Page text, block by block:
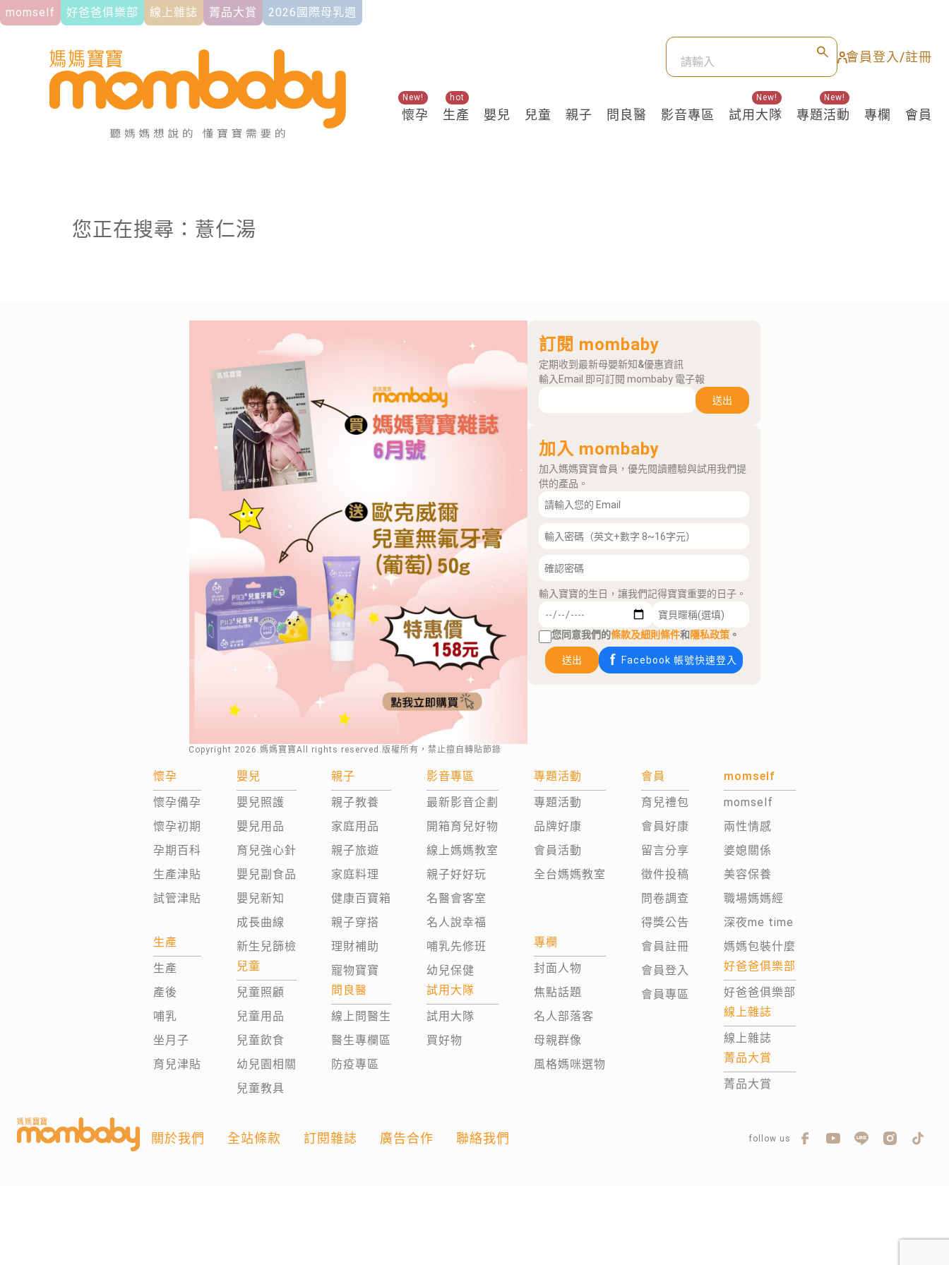
momself 好爸爸俱樂部 線上雜誌 菁品大賞 2026國際母乳週
會員登入/註冊
懷孕
New!
生產
hot
嬰兒 兒童 親子 問良醫 影音專區 試用大隊
New!
專題活動
New!
專欄 會員
關鍵熱搜
您正在搜尋：薏仁湯
Copyright 2026 .媽媽寶寶All rights reserved.版權所有，禁止擅自轉貼節錄
訂閱 mombaby
定期收到最新母嬰新知&優惠資訊
輸入Email 即可訂閱 mombaby 電子報
送出
加入 mombaby
加入媽媽寶寶會員，優先閱讀體驗與試用我們提
供的產品。
輸入寶寶的生日，讓我們記得寶寶重要的日子。
您同意我們的條款及細則條件和隱私政策 。
送出 Facebook 帳號快速登入
懷孕
懷孕備孕
懷孕初期
孕期百科
生產津貼
試管津貼
生產
生產
產後
哺乳
坐月子
育兒津貼
嬰兒
嬰兒照護
嬰兒用品
育兒強心針
嬰兒副食品
嬰兒新知
成長曲線
新生兒篩檢
兒童
兒童照顧
兒童用品
兒童飲食
幼兒園相關
兒童教具
親子
親子教養
家庭用品
親子旅遊
家庭料理
健康百寶箱
親子穿搭
理財補助
寵物寶寶
問良醫
線上問醫生
醫生專欄區
防疫專區
影音專區
最新影音企劃
開箱育兒好物
線上媽媽教室
親子好好玩
名醫會客室
名人說幸福
哺乳先修班
幼兒保健
試用大隊
試用大隊
買好物
專題活動
專題活動
品牌好康
會員活動
全台媽媽教室
專欄
封面人物
焦點話題
名人部落客
母親群像
風格媽咪選物
會員
育兒禮包
會員好康
留言分享
徵件投稿
問卷調查
得獎公告
會員註冊
會員登入
會員專區
momself
momself
兩性情感
婆媳關係
美容保養
職場媽媽經
深夜me time
媽媽包裝什麼
好爸爸俱樂部
好爸爸俱樂部
線上雜誌
線上雜誌
菁品大賞
菁品大賞
關於我們 全站條款 訂閱雜誌 廣告合作 聯絡我們 follow us